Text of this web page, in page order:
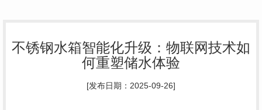
不锈钢水箱智能化升级：物联网技术如
何重塑储水体验
[发布日期：2025-09-26]